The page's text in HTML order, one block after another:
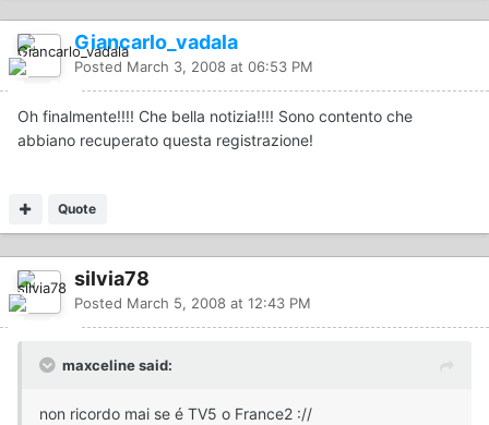
Giancarlo_vadala
Posted March 3, 2008 at 06:53 PM
Oh finalmente!!!! Che bella notizia!!!! Sono contento che
abbiano recuperato questa registrazione!
Quote
silvia78
Posted March 5, 2008 at 12:43 PM
maxceline said:
non ricordo mai se é TV5 o France2 ://